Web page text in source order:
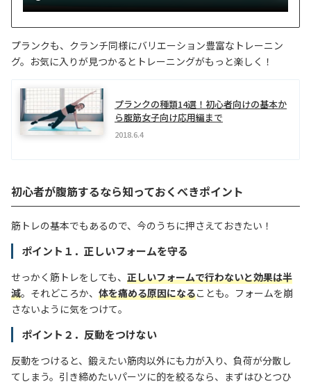
プランクも、クランチ同様にバリエーション豊富なトレーニン
グ。お気に入りが見つかるとトレーニングがもっと楽しく！
プランクの種類14選！初心者向けの基本か
ら腹筋女子向け応用編まで
2018.6.4
初心者が腹筋するなら知っておくべきポイント
筋トレの基本でもあるので、今のうちに押さえておきたい！
ポイント１．正しいフォームを守る
せっかく筋トレをしても、 正しいフォームで行わないと効果は半
減。それどころか、 体を痛める原因になることも。フォームを崩
さないように気をつけて。
ポイント２．反動をつけない
反動をつけると、鍛えたい筋肉以外にも力が入り、負荷が分散し
てしまう。引き締めたいパーツに的を絞るなら、まずはひとつひ